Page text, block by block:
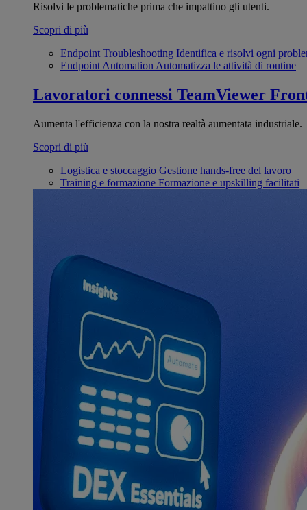
Risolvi le problematiche prima che impattino gli utenti.
Scopri di più
Endpoint Troubleshooting Identifica e risolvi ogni
Endpoint AutomationAutomatizza le attività di routine
Lavoratori connessi TeamViewer
Aumenta l'efficienza con la nostra realtà aumentata industriale.
Scopri di più
Logistica e stoccaggio Gestione hands-free del lavoro
Training e formazione Formazione e upskilling facilitati